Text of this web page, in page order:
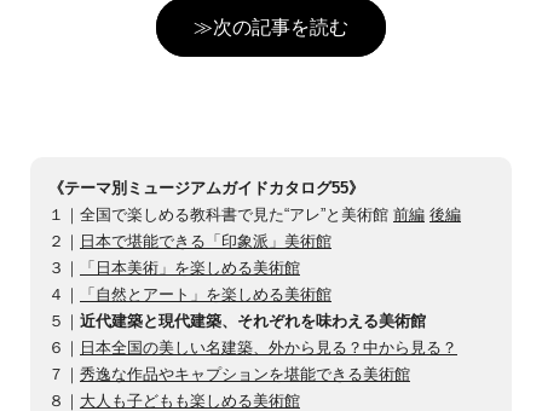
≫次の記事を読む
《テーマ別ミュージアムガイドカタログ55》
１｜全国で楽しめる教科書で見た“アレ”と美術館 前編 後編
２｜ 日本で堪能できる「印象派」美術館
３｜
「日本美術」を楽しめる美術館
４｜
「自然とアート」を楽しめる美術館
５｜ 近代建築と現代建築、それぞれを味わえる美術館
６｜ 日本全国の美しい名建築、外から見る？中から見る？
７｜ 秀逸な作品やキャプションを堪能できる美術館
８｜ 大人も子どもも楽しめる美術館